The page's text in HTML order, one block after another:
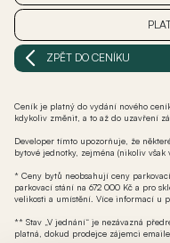
ZPĚT DO CENÍKU
Ceník je platný do vydání nového
kdykoliv změnit, a to až do uzavření
Developer tímto upozorňuje, že
bytové jednotky, zejména (nikoliv
* Ceny bytů neobsahují ceny
parkovací stání na 672 000 Kč a pro
velikosti a umístění. Více informací u
** Stav „V jednání“ je nezávazná
platná, dokud prodejce zájemci